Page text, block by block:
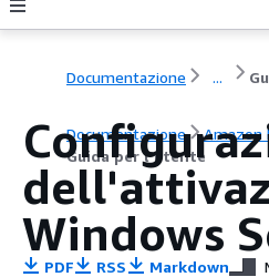
Documentazione ...
Documentazione
Amazon
Guida per l’utente
Windows
PDF RSS Markdown